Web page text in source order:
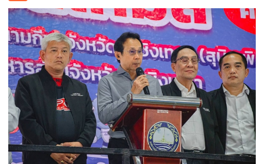
เหรียญ
ทอง
แข่งขัน
ตี
กลอง
ชุด
รุ่น
14-
15
ปี
ใน